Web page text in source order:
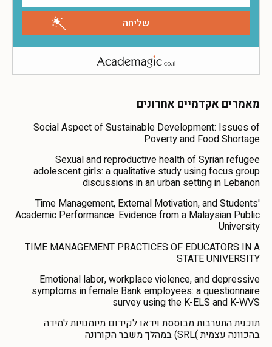
מאמרים אקדמיים אחרונים
Social Aspect of Sustainable Development: Issues of
Poverty and Food Shortage
Sexual and reproductive health of Syrian refugee
adolescent girls: a qualitative study using focus group
discussions in an urban setting in Lebanon
Time Management, External Motivation, and Students'
Academic Performance: Evidence from a Malaysian Public
University
TIME MANAGEMENT PRACTICES OF EDUCATORS IN A
STATE UNIVERSITY
Emotional labor, workplace violence, and depressive
symptoms in female Bank employees: a questionnaire
survey using the K-ELS and K-WVS
תוכנית התערבות מבוססת וידאו לקידום מיומנויות למידה
בהכוונה עצמית )SRL) במהלך משבר הקורונה